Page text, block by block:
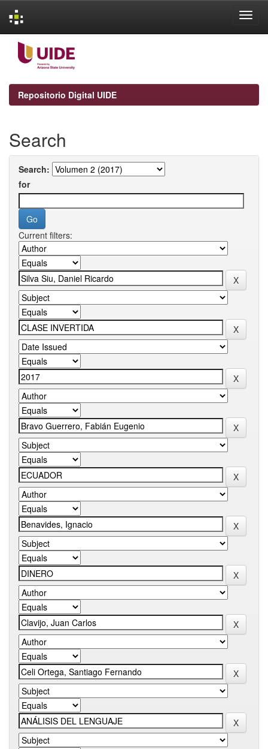
navigation
Repositorio Digital UIDE
Search
Search:
for
Current filters: